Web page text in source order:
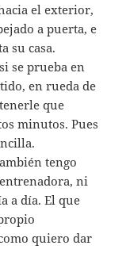
el exterior,
a puerta, e
su casa.
se prueba en
en rueda de
que
minutos. Pues
tengo
ni
a día. El que
quiero dar